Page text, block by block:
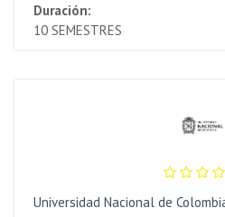
Duración:
10 SEMESTRES
Universidad Nacional de